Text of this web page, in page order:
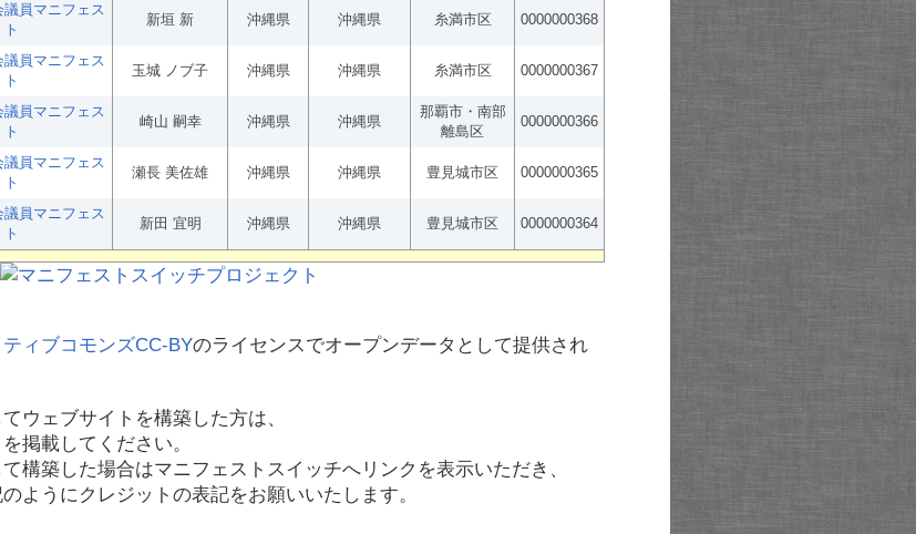
員マニフェス
ト
新垣 新 沖縄県 沖縄県 糸満市区 0000000368
員マニフェス
ト
玉城 ノブ子 沖縄県 沖縄県 糸満市区 0000000367
員マニフェス
ト
崎山 嗣幸 沖縄県 沖縄県
那覇市・南部
離島区
0000000366
員マニフェス
ト
瀬長 美佐雄 沖縄県 沖縄県 豊見城市区 0000000365
員マニフェス
ト
新田 宜明 沖縄県 沖縄県 豊見城市区 0000000364
ィブコモンズCC-BYのライセンスでオープンデータとして提供され
ウェブサイトを構築した方は、
掲載してください。
構築した場合はマニフェストスイッチへリンクを表示いただき、
ようにクレジットの表記をお願いいたします。